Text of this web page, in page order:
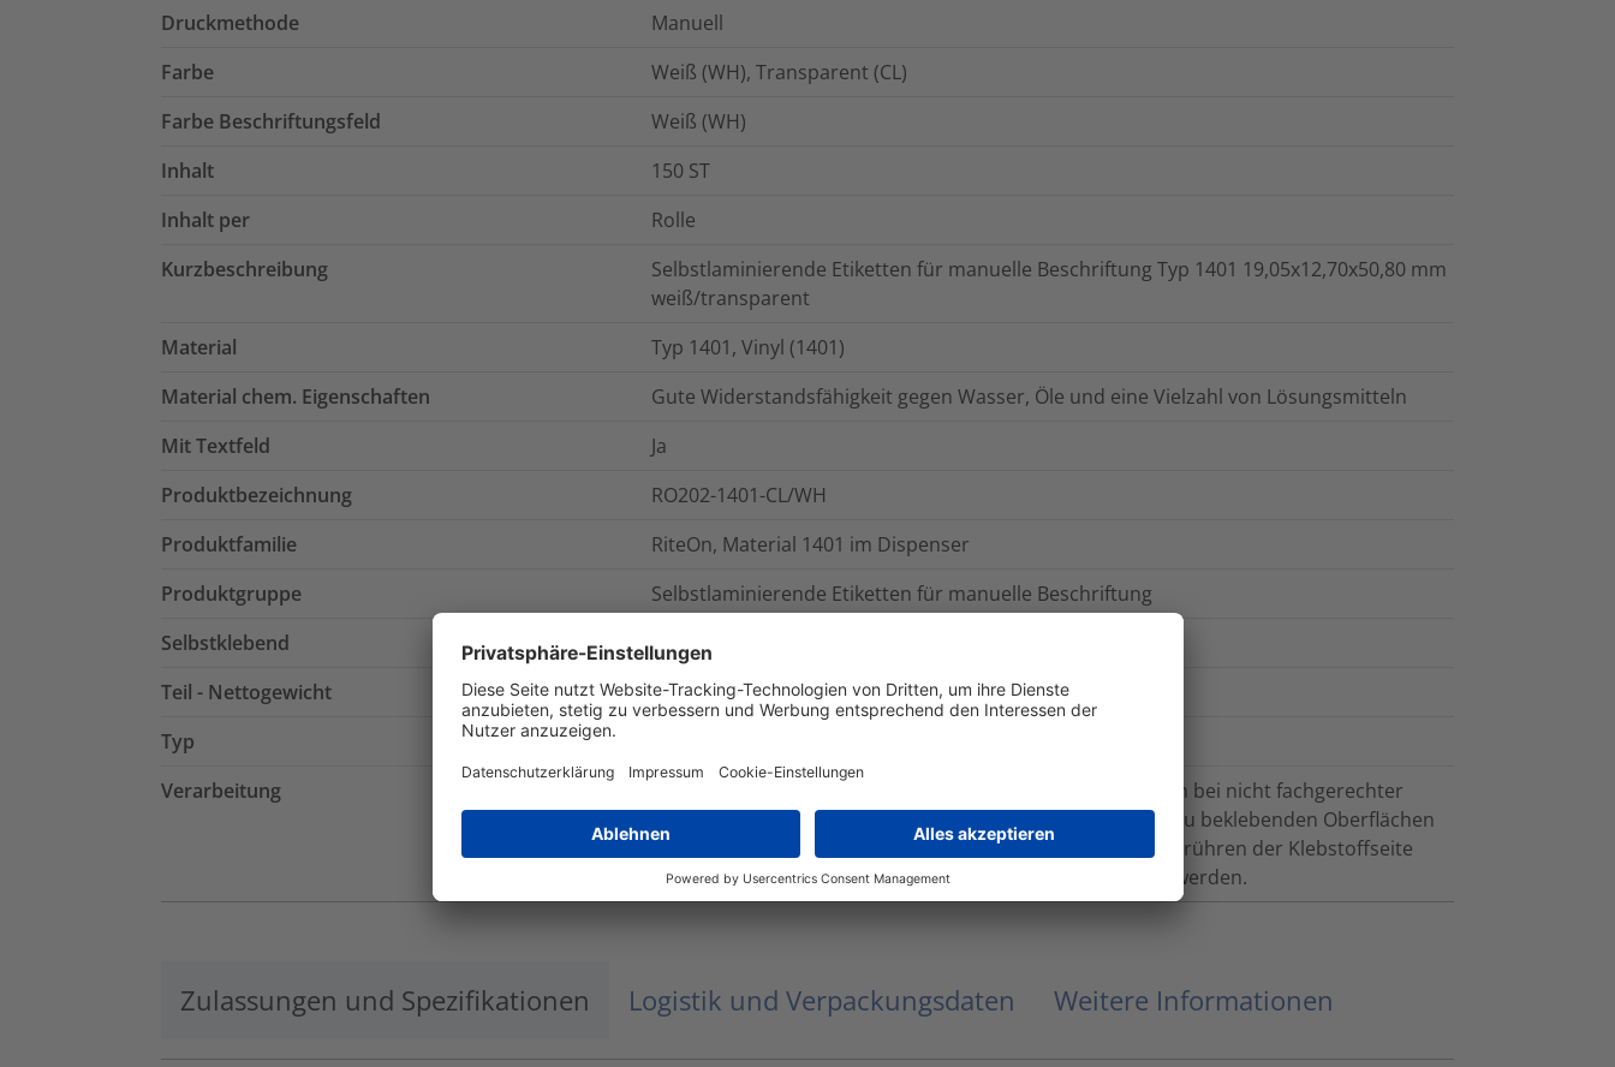
Druckmethode
Manuell
Farbe
Weiß (WH), Transparent (CL)
Farbe Beschriftungsfeld
Weiß (WH)
Inhalt
150 ST
Inhalt per
Rolle
Kurzbeschreibung
Selbstlaminierende Etiketten für manuelle Beschriftung Typ 1401 19,05x12,70x50,80 mm
weiß/transparent
Material
Typ 1401, Vinyl (1401)
Material chem. Eigenschaften
Gute Widerstandsfähigkeit gegen Wasser, Öle und eine Vielzahl von Lösungsmitteln
Mit Textfeld
Ja
Produktbezeichnung
RO202-1401-CL/WH
Produktfamilie
RiteOn, Material 1401 im Dispenser
Produktgruppe
Selbstlaminierende Etiketten für manuelle Beschriftung
Selbstklebend
Ja
Teil - Nettogewicht
0.0004kg
Typ
Verarbeitung
Die Funktionstüchtigkeit und Haltbarkeit der Etiketten kann bei nicht fachgerechter
Verarbeitung und Verklebung beeinträchtigt werden. Alle zu beklebenden Oberflächen
müssen sauber, staubfrei, trocken und fettfrei sein. Das Berühren der Klebstoffseite
mindert die Haftungseigenschaften und sollte vermieden werden.
Zulassungen und Spezifikationen Logistik und Verpackungsdaten Weitere Informationen